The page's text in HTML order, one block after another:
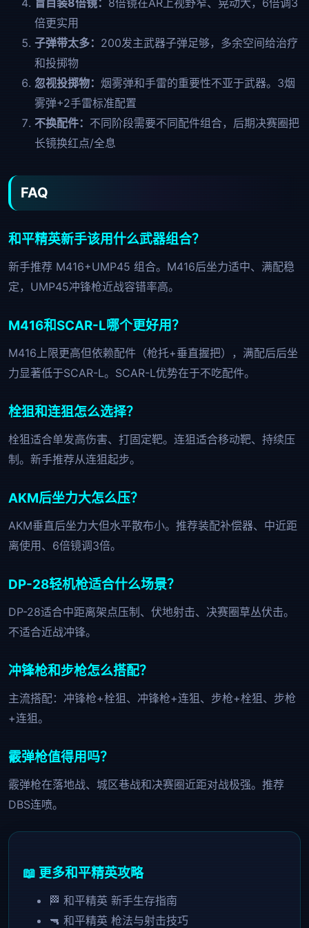
盲目装8倍镜： 8倍镜在AR上视野窄、晃动大，6倍调3
倍更实用
子弹带太多： 200发主武器子弹足够，多余空间给治疗
和投掷物
忽视投掷物： 烟雾弹和手雷的重要性不亚于武器。3烟
雾弹+2手雷标准配置
不换配件： 不同阶段需要不同配件组合，后期决赛圈把
长镜换红点/全息
FAQ
和平精英新手该用什么武器组合？
新手推荐 M416+UMP45 组合。M416后坐力适中、满配稳
定，UMP45冲锋枪近战容错率高。
M416和SCAR-L哪个更好用？
M416上限更高但依赖配件（枪托+垂直握把），满配后后坐
力显著低于SCAR-L。SCAR-L优势在于不吃配件。
栓狙和连狙怎么选择？
栓狙适合单发高伤害、打固定靶。连狙适合移动靶、持续压
制。新手推荐从连狙起步。
AKM后坐力大怎么压？
AKM垂直后坐力大但水平散布小。推荐装配补偿器、中近距
离使用、6倍镜调3倍。
DP-28轻机枪适合什么场景？
DP-28适合中距离架点压制、伏地射击、决赛圈草丛伏击。
不适合近战冲锋。
冲锋枪和步枪怎么搭配？
主流搭配：冲锋枪+栓狙、冲锋枪+连狙、步枪+栓狙、步枪
+连狙。
霰弹枪值得用吗？
霰弹枪在落地战、城区巷战和决赛圈近距对战极强。推荐
DBS连喷。
📖 更多和平精英攻略
🏁 和平精英 新手生存指南
🔫 和平精英 枪法与射击技巧